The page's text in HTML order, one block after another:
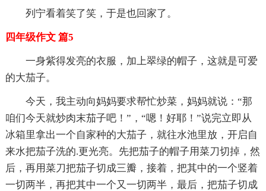
列宁看着笑了笑，于是也回家了。
四年级作文 篇5
一身紫得发亮的衣服，加上翠绿的帽子，这就是可爱
的大茄子。
今天，我主动向妈妈要求帮忙炒菜，妈妈就说：“那
咱们今天就炒肉末茄子吧！”，“嗯！好耶！”说完立即从
冰箱里拿出一个自家种的大茄子，就往水池里放，开启自
来水把茄子洗的.更光亮。先把茄子的帽子用菜刀切掉，然
后，再用菜刀把茄子切成三瓣，接着，把其中的一个竖着
一切两半，再把其中一个又一切两半，最后，把茄子切成